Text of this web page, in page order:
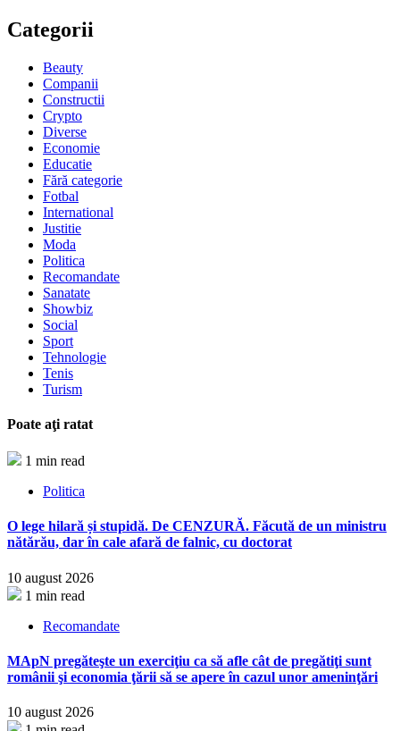
Categorii
Beauty
Companii
Constructii
Crypto
Diverse
Economie
Educatie
Fără categorie
Fotbal
International
Justitie
Moda
Politica
Recomandate
Sanatate
Showbiz
Social
Sport
Tehnologie
Tenis
Turism
Poate aţi ratat
1 min read
Politica
O lege hilară și stupidă. De CENZURĂ. Făcută de un ministru
nătărău, dar în cale afară de falnic, cu doctorat
10 august 2026
1 min read
Recomandate
MApN pregăteşte un exerciţiu ca să afle cât de pregătiţi sunt
românii şi economia ţării să se apere în cazul unor ameninţări
10 august 2026